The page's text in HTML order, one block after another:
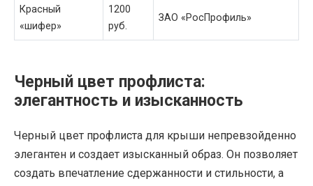
Красный
«шифер»
1200
руб.
ЗАО «РосПрофиль»
Черный цвет профлиста:
элегантность и изысканность
Черный цвет профлиста для крыши непревзойденно
элегантен и создает изысканный образ. Он позволяет
создать впечатление сдержанности и стильности, а